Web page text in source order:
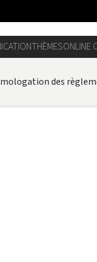
THÈMESONLINE
des